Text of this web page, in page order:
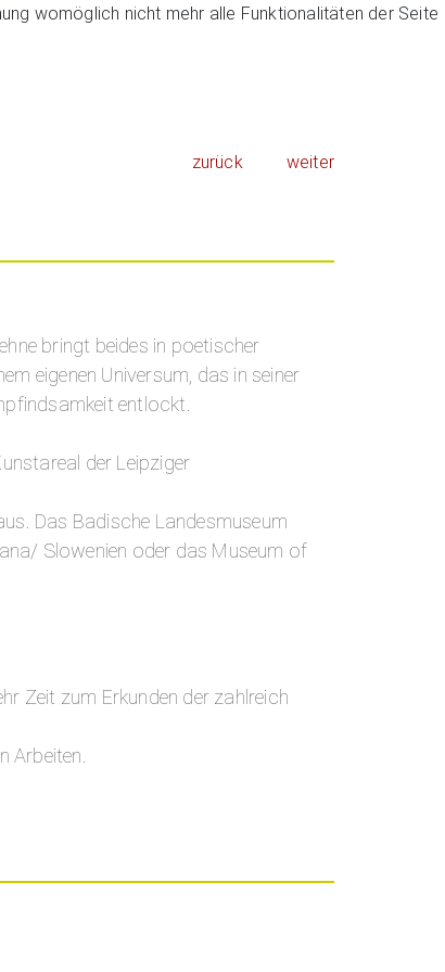
zurück weiter
bringt beides in poetischer
eigenen Universum, das in seiner
entlockt.
der Leipziger
Das Badische Landesmuseum
Slowenien oder das Museum of
Zeit zum Erkunden der zahlreich
Arbeiten.
womöglich nicht mehr alle Funktionalitäten der Seite